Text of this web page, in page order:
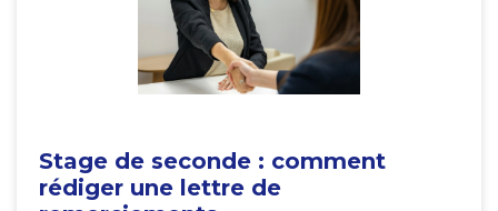
Stage de seconde : comment
rédiger une lettre de